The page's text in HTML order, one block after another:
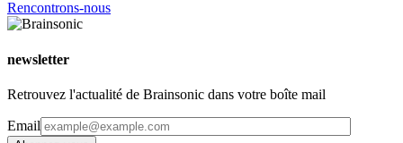
Rencontrons-nous
newsletter
Retrouvez l'actualité de Brainsonic dans votre boîte mail
Email